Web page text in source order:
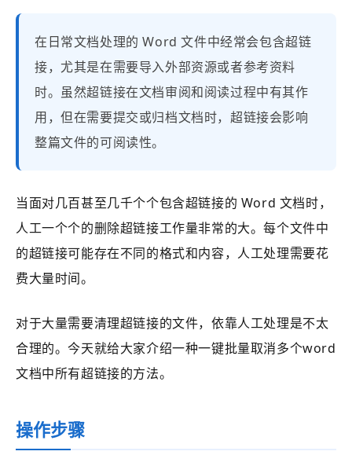
在日常文档处理的 Word 文件中经常会包含超链
接，尤其是在需要导入外部资源或者参考资料
时。虽然超链接在文档审阅和阅读过程中有其作
用，但在需要提交或归档文档时，超链接会影响
整篇文件的可阅读性。
当面对几百甚至几千个个包含超链接的 Word 文档时，
人工一个个的删除超链接工作量非常的大。每个文件中
的超链接可能存在不同的格式和内容，人工处理需要花
费大量时间。
对于大量需要清理超链接的文件，依靠人工处理是不太
合理的。今天就给大家介绍一种一键批量取消多个word
文档中所有超链接的方法。
操作步骤